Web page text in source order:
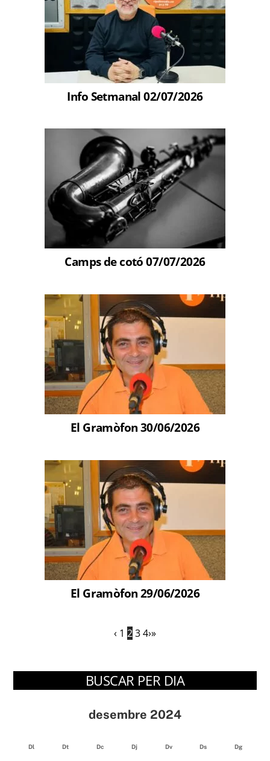
Info Setmanal 02/07/2026
Camps de cotó 07/07/2026
El Gramòfon 30/06/2026
El Gramòfon 29/06/2026
‹ 1 234›»
BUSCAR PER DIA
desembre 2024
Dl Dt Dc Dj Dv Ds Dg